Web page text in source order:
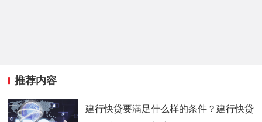
推荐内容
建行快贷要满足什么样的条件？建行快贷